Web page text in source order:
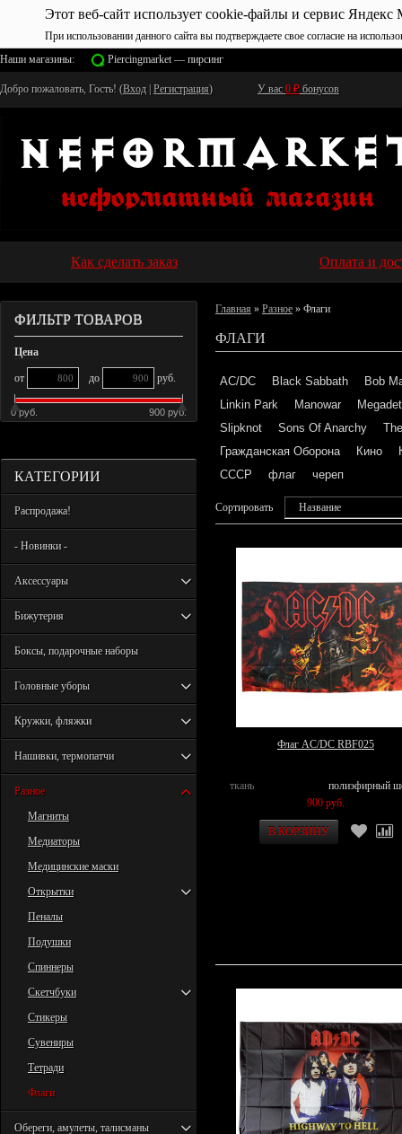
Этот веб-сайт использует cookie-файлы и сервис Яндекс
При использовании данного сайта вы подтверждаете свое согласие на
Наши магазины:
Piercingmarket — пирсинг
Добро пожаловать, Гость! (Вход Регистрация) У вас 0 ₽ бонусов
Как сделать заказ Оплата и
ФИЛЬТР ТОВАРОВ
Цена
от до руб.
0 руб. 900 руб.
КАТЕГОРИИ
Распродажа!
- Новинки -
Аксессуары
Бижутерия
Боксы, подарочные наборы
Головные уборы
Кружки, фляжки
Нашивки, термопатчи
Разное
Магниты
Медиаторы
Медицинские маски
Открытки
Пеналы
Подушки
Спиннеры
Скетчбуки
Стикеры
Сувениры
Тетради
Флаги
Обереги, амулеты, талисманы
Главная » Разное » Флаги
ФЛАГИ
AC/DC Black Sabbath
Bob
Linkin Park
Manowar
Slipknot
Sons Of Anarchy
Гражданская Оборона
Кино
СССР
флаг череп
Сортировать Название
Флаг AC/DC RBF025
ткань
полиэфирный
900 руб.